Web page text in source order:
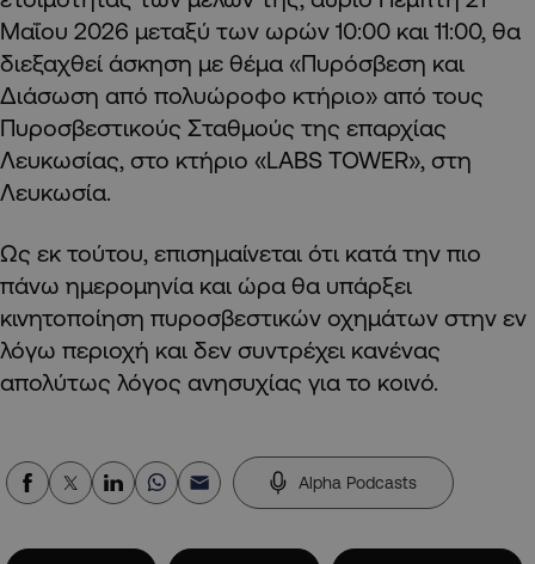
Μαΐου 2026 μεταξύ των ωρών 10:00 και 11:00, θα
διεξαχθεί άσκηση με θέμα «Πυρόσβεση και
Διάσωση από πολυώροφο κτήριο» από τους
Πυροσβεστικούς Σταθμούς της επαρχίας
Λευκωσίας, στο κτήριο «LABS TOWER», στη
Λευκωσία.
Ως εκ τούτου, επισημαίνεται ότι κατά την πιο
πάνω ημερομηνία και ώρα θα υπάρξει
κινητοποίηση πυροσβεστικών οχημάτων στην εν
λόγω περιοχή και δεν συντρέχει κανένας
απολύτως λόγος ανησυχίας για το κοινό.
Alpha Podcasts